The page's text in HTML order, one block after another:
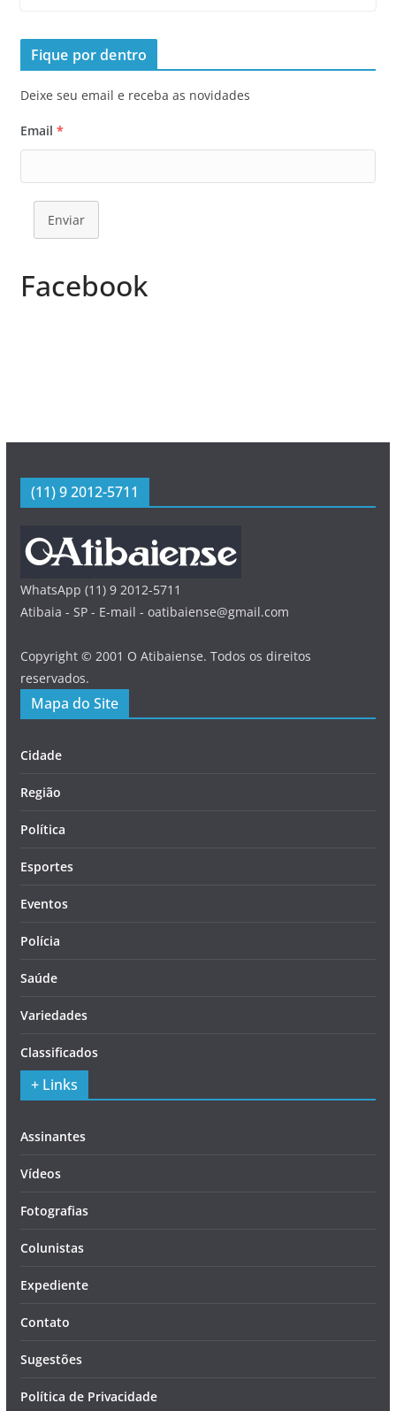
Fique por dentro
Deixe seu email e receba as novidades
Email *
Enviar
Facebook
(11) 9 2012-5711
WhatsApp (11) 9 2012-5711
Atibaia - SP - E-mail - oatibaiense@gmail.com
Copyright © 2001 O Atibaiense. Todos os direitos
reservados.
Mapa do Site
Cidade
Região
Política
Esportes
Eventos
Polícia
Saúde
Variedades
Classificados
+ Links
Assinantes
Vídeos
Fotografias
Colunistas
Expediente
Contato
Sugestões
Política de Privacidade